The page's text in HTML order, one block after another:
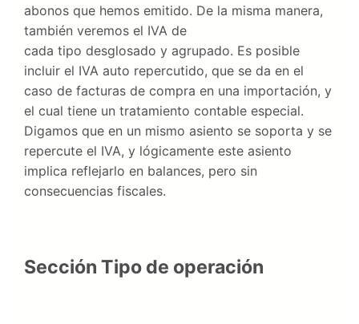
abonos que hemos emitido. De la misma manera,
también veremos el IVA de
cada tipo desglosado y agrupado. Es posible
incluir el IVA auto repercutido, que se da en el
caso de facturas de compra en una importación, y
el cual tiene un tratamiento contable especial.
Digamos que en un mismo asiento se soporta y se
repercute el IVA, y lógicamente este asiento
implica reflejarlo en balances, pero sin
consecuencias fiscales.
Sección Tipo de operación